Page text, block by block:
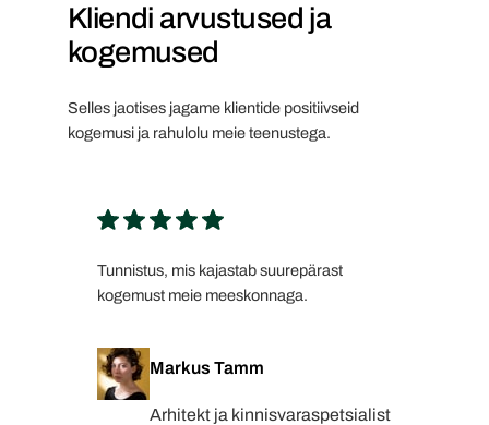
Kliendi arvustused ja
kogemused
Selles jaotises jagame klientide positiivseid
kogemusi ja rahulolu meie teenustega.
Tunnistus, mis kajastab suurepärast
kogemust meie meeskonnaga.
Markus Tamm
Arhitekt ja kinnisvaraspetsialist